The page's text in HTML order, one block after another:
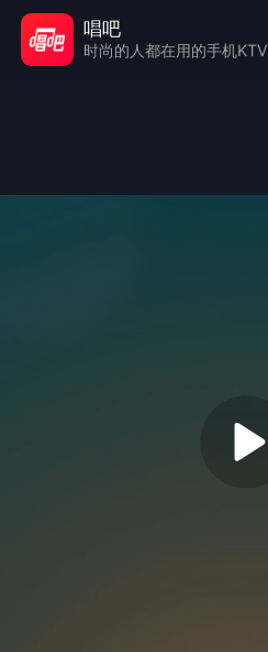
唱吧
时尚的人都在用的手机KTV